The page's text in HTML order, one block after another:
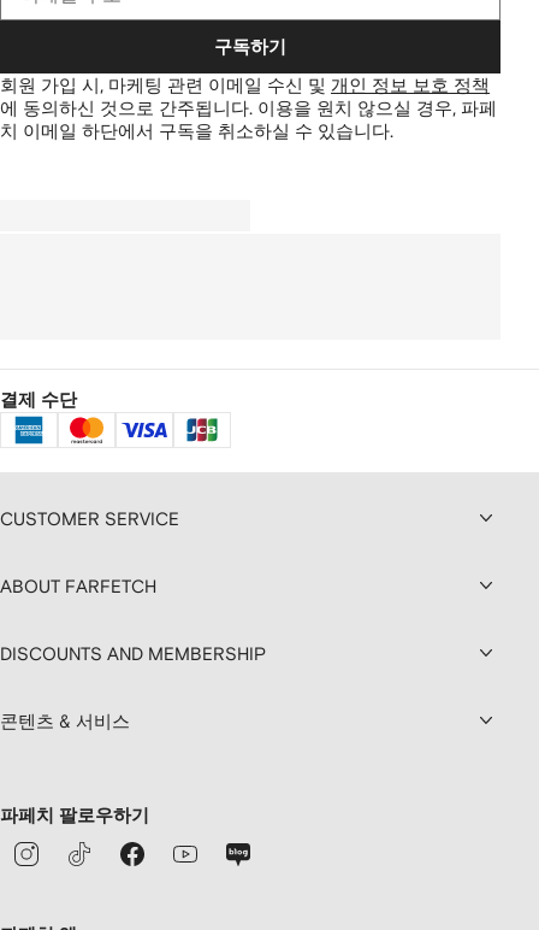
구독하기
회원 가입 시, 마케팅 관련 이메일 수신 및 개인 정보 보호 정책
에 동의하신 것으로 간주됩니다. 이용을 원치 않으실 경우, 파페
치 이메일 하단에서 구독을 취소하실 수 있습니다.
결제 수단
CUSTOMER SERVICE
ABOUT FARFETCH
DISCOUNTS AND MEMBERSHIP
콘텐츠 & 서비스
파페치 팔로우하기